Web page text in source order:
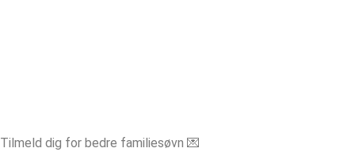
Tilmeld dig for bedre familiesøvn 💌